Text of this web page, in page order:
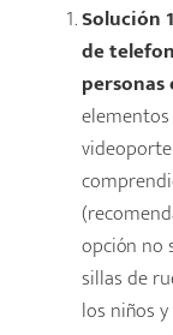
Solución
de
personas
opción no
sillas de
los niños